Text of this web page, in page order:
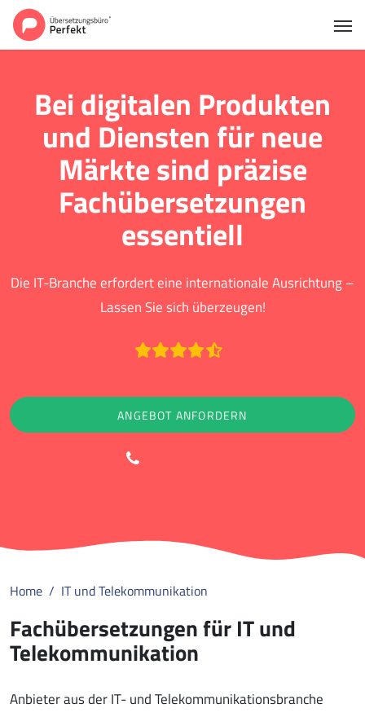
Bei digitalen Produkten
und Diensten für neue
Märkte sind präzise
Fachübersetzungen
essentiell
Die IT-Branche erfordert eine internationale Ausrichtung –
Lassen Sie sich überzeugen!
ANGEBOT ANFORDERN
Home IT und Telekommunikation
Fachübersetzungen für IT und
Telekommunikation
Anbieter aus der IT- und Telekommunikationsbranche